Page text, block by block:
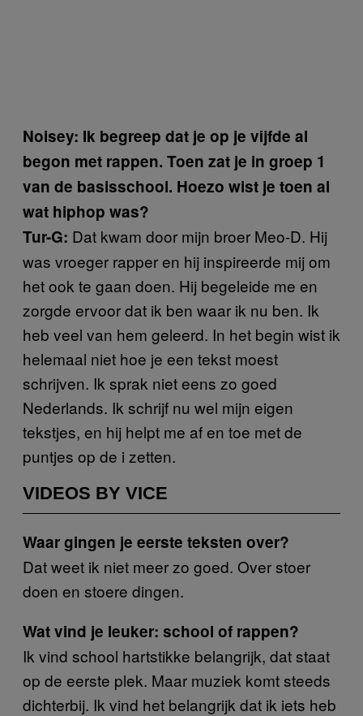
Noisey: Ik begreep dat je op je vijfde al
begon met rappen. Toen zat je in groep 1
van de basisschool. Hoezo wist je toen al
wat hiphop was?
Tur-G: Dat kwam door mijn broer Meo-D. Hij
was vroeger rapper en hij inspireerde mij om
het ook te gaan doen. Hij begeleide me en
zorgde ervoor dat ik ben waar ik nu ben. Ik
heb veel van hem geleerd. In het begin wist ik
helemaal niet hoe je een tekst moest
schrijven. Ik sprak niet eens zo goed
Nederlands. Ik schrijf nu wel mijn eigen
tekstjes, en hij helpt me af en toe met de
puntjes op de i zetten.
VIDEOS BY VICE
Waar gingen je eerste teksten over?
Dat weet ik niet meer zo goed. Over stoer
doen en stoere dingen.
Wat vind je leuker: school of rappen?
Ik vind school hartstikke belangrijk, dat staat
op de eerste plek. Maar muziek komt steeds
dichterbij. Ik vind het belangrijk dat ik iets heb